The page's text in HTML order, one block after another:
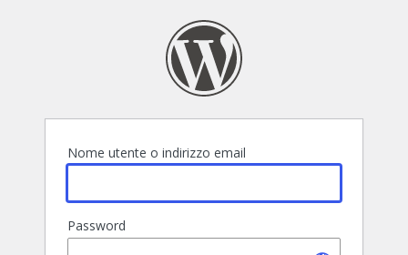
Nome utente o indirizzo email
Password